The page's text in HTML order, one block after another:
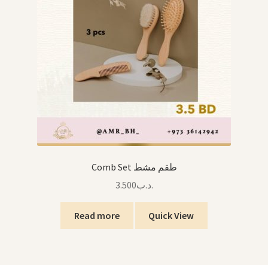
Comb Set طقم مشط
.د.ب3.500
Read more Quick View